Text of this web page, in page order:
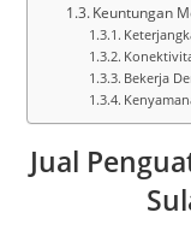
Keuntungan
Bekerja
Jual